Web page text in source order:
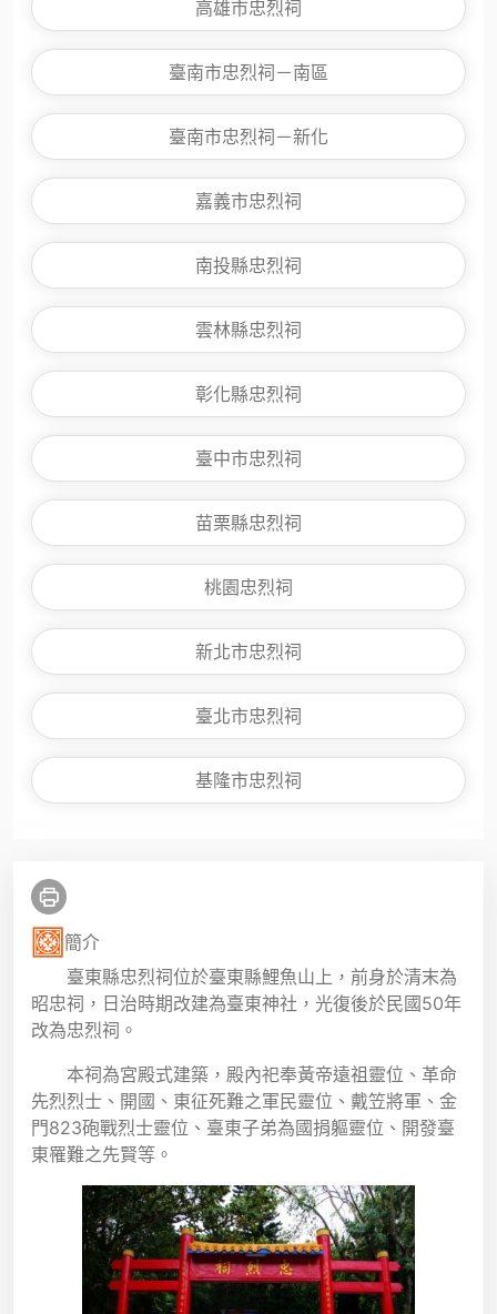
高雄市忠烈祠
臺南市忠烈祠－南區
臺南市忠烈祠－新化
嘉義市忠烈祠
南投縣忠烈祠
雲林縣忠烈祠
彰化縣忠烈祠
臺中市忠烈祠
苗栗縣忠烈祠
桃園忠烈祠
新北市忠烈祠
臺北市忠烈祠
基隆市忠烈祠
簡介
臺東縣忠烈祠位於臺東縣鯉魚山上，前身於清末為
昭忠祠，日治時期改建為臺東神社，光復後於民國50年
改為忠烈祠。
本祠為宮殿式建築，殿內祀奉黃帝遠祖靈位、革命
先烈烈士、開國、東征死難之軍民靈位、戴笠將軍、金
門823砲戰烈士靈位、臺東子弟為國捐軀靈位、開發臺
東罹難之先賢等。